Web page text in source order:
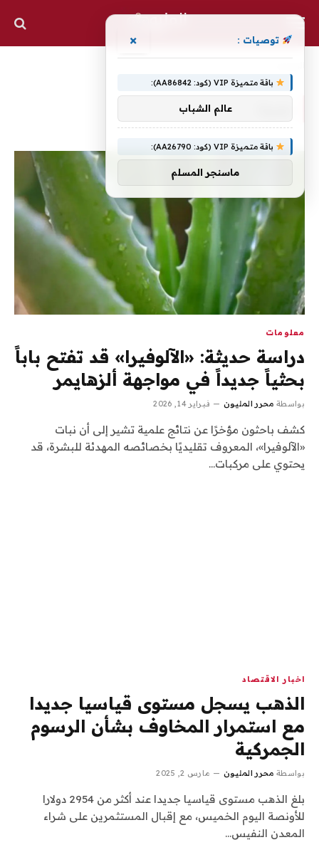
معلومات
دراسة حديثة: «الآلوفيرا» قد تفتح باباً
بحثياً جديداً في مواجهة ألزهايمر
بواسطة محرر المليون فبراير 14, 2026
كشف باحثون مؤخرًا عن نتائج علمية تشير إلى أن نبات
«الآلوفيرا»، المعروف تقليديًا بخصائصه المهدئة للبشرة، قد
يحتوي على مركبات…
اخبار الاقتصاد
الذهب يسجل مستوى قياسيا جديدا
مع استمرار المخاوف بشأن الرسوم
الجمركية
بواسطة محرر المليون مارس 2, 2025
بلغ الذهب مستوى قياسيا جديدا عند أكثر من 2954 دولارا
للأونصة اليوم الخميس، مع إقبال المستثمرين على شراء
المعدن النفيس…
توصيات : ×
باقة متميزة VIP (كود: AA86842):
عالم الشباب
باقة متميزة VIP (كود: AA26790):
ماسنجر المسلم